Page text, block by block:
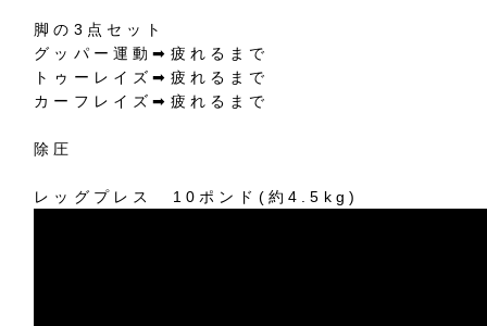
脚の3点セット
グッパー運動➡︎疲れるまで
トゥーレイズ➡︎疲れるまで
カーフレイズ➡︎疲れるまで
除圧
レッグプレス 10ポンド(約4.5kg)